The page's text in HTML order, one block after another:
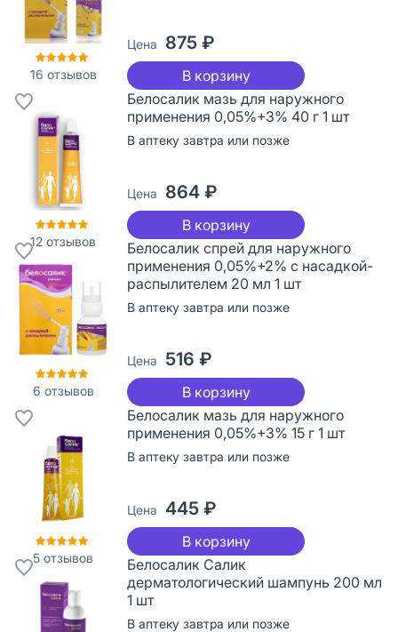
16 отзывов
Цена 875 ₽
В корзину
12 отзывов
Белосалик мазь для наружного
применения 0,05%+3% 40 г 1 шт
В аптеку завтра или позже
Цена 864 ₽
В корзину
6 отзывов
Белосалик спрей для наружного
применения 0,05%+2% с насадкой-
распылителем 20 мл 1 шт
В аптеку завтра или позже
Цена 516 ₽
В корзину
5 отзывов
Белосалик мазь для наружного
применения 0,05%+3% 15 г 1 шт
В аптеку завтра или позже
Цена 445 ₽
В корзину
Белосалик Салик
дерматологический шампунь 200 мл
1 шт
В аптеку завтра или позже